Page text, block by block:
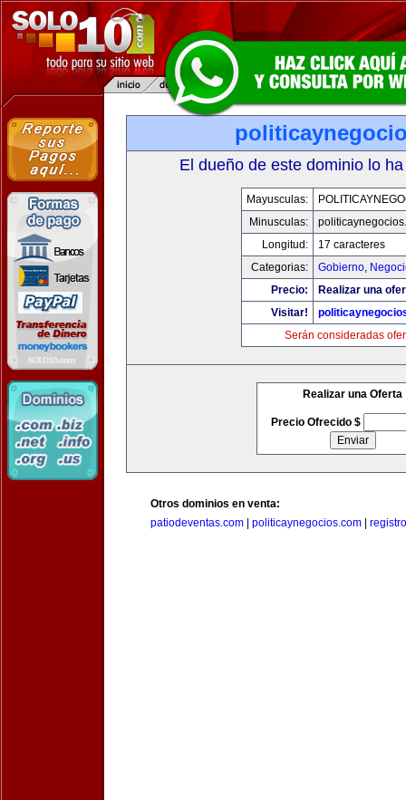
El dueño de este dominio lo
Mayusculas:
Minusculas:
Longitud:
17 caracteres
Categorias:
Gobierno,
Precio:
Realizar una
Visitar!
Serán consideradas
Realizar una Oferta
Precio Ofrecido $
Otros dominios en venta:
patiodeventas.com
politicaynegocios.com